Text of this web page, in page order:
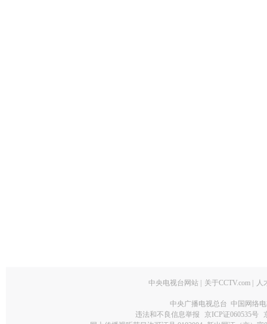
中央电视台网站 关于CCTV.com 人
中央广播电视总台 中国网络
违法和不良信息举报
京ICP证060535号